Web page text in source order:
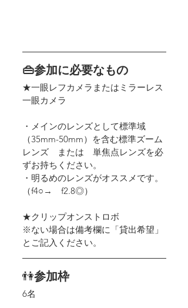
👜参加に必要なもの
★一眼レフカメラまたはミラーレス
一眼カメラ
・メインのレンズとして標準域
（35mm-50mm）を含む標準ズーム
レンズ　または　単焦点レンズを必
ずお持ちください。
・明るめのレンズがオススメです。
（f4○→　f2.8◎）
★クリップオンストロボ
※ない場合は備考欄に「貸出希望」
とご記入ください。
👫参加枠
6名